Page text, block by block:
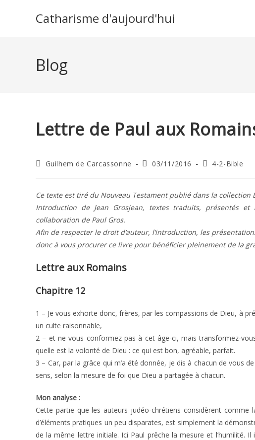
Catharisme d'aujourd'hui
Blog
Lettre de Paul aux
Auteur/autrice
publication :
Guilhem de Carcassonne
Publication
03/11/2016
Post4-2-Bible
Ce texte est tiré du Nouveau Testament publié dans la
Introduction de Jean Grosjean, textes traduits, présentés
collaboration de Paul Gros.
Afin de respecter le droit d’auteur, l’introduction, les
donc à vous procurer ce livre pour bénéficier pleinement de la
Lettre aux Romains
Chapitre 12
1 – Je vous exhorte donc, frères, par les compassions de Dieu, à
un culte raisonnable,
2 – et ne vous conformez pas à cet âge-ci, mais transformez-
quelle est la volonté de Dieu : ce qui est bon, agréable, parfait.
3 – Car, par la grâce qui m’a été donnée, je dis à chacun de vous
sens, selon la mesure de foi que Dieu a partagée à chacun.
Mon analyse :
Cette partie que les auteurs judéo-chrétiens considèrent
d’éléments pratiques un peu disparates, est simplement la
de la même lettre initiale. Ici Paul prêche la mesure et l’humilité.